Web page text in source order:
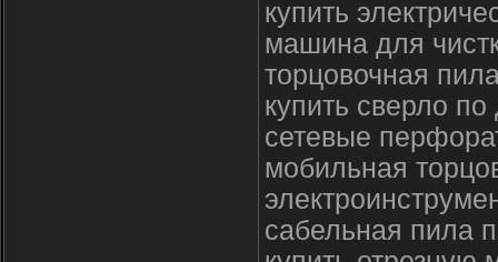
купить
машина для
торцовочная
купить сверло
сетевые
мобильная
сабельная пила